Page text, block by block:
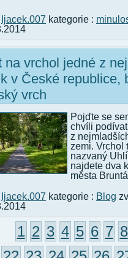
Ijacek.007 kategorie :
na vrchol jedné z
v České republice,
vrch
Pojďte se
chvíli
z
zemi. Vrchol
nazvaný
najdete dva
města
Ijacek.007 kategorie : Blog
1 2 3 4 5 6 7 8